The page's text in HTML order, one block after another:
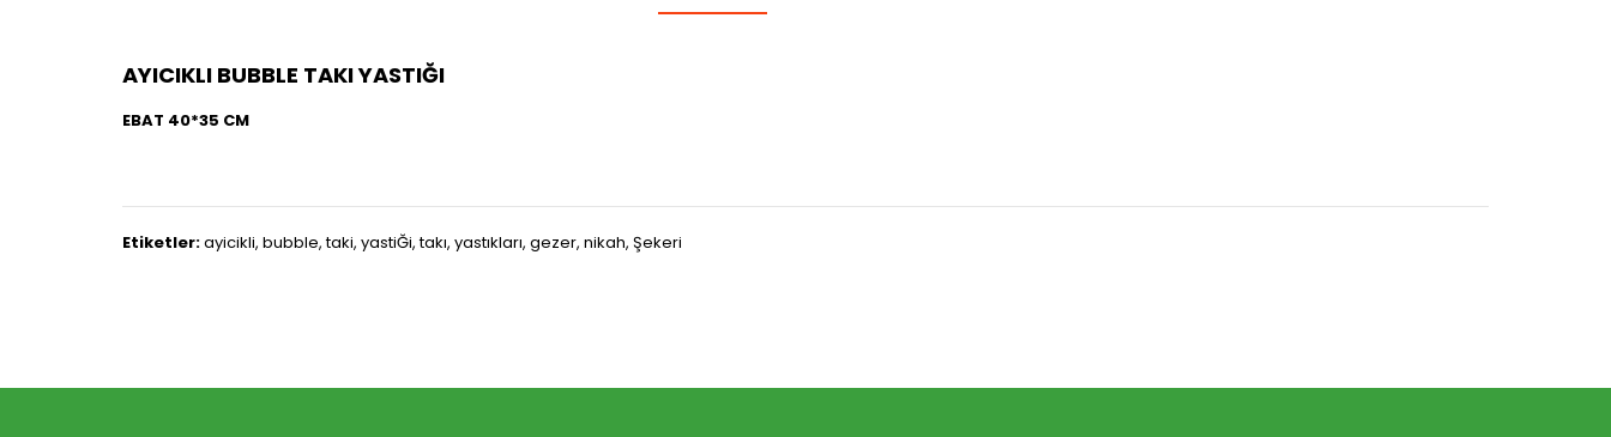
AYICIKLI BUBBLE TAKI YASTIĞI
EBAT 40*35 CM
Etiketler:ayicikli, bubble,taki, yastiĞi,takı, yastıkları, gezer, nikah, Şekeri